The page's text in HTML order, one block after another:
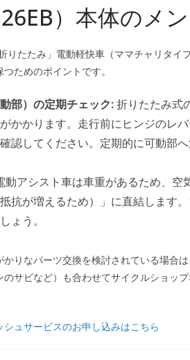
）本体のメ
りたたみ」電動軽快車（ママチャリタイ
ためのポイントです。
部）の定期チェック:折りたたみ式
かかります。走行前にヒンジのレ
認してください。定期的に可動部
動アシスト車は車重があるため、
抗が増えるため）」に直結します
ょう。
りなパーツ交換を検討されている場合
サビなど）も合わせてサイクルショッ
ュサービスのお申し込みはこちら